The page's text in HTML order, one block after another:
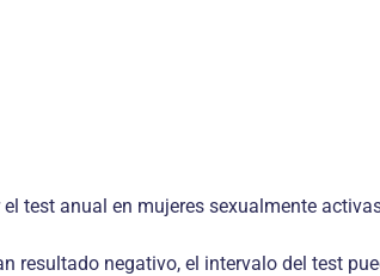
test anual en mujeres sexualmente
resultado negativo, el intervalo del test